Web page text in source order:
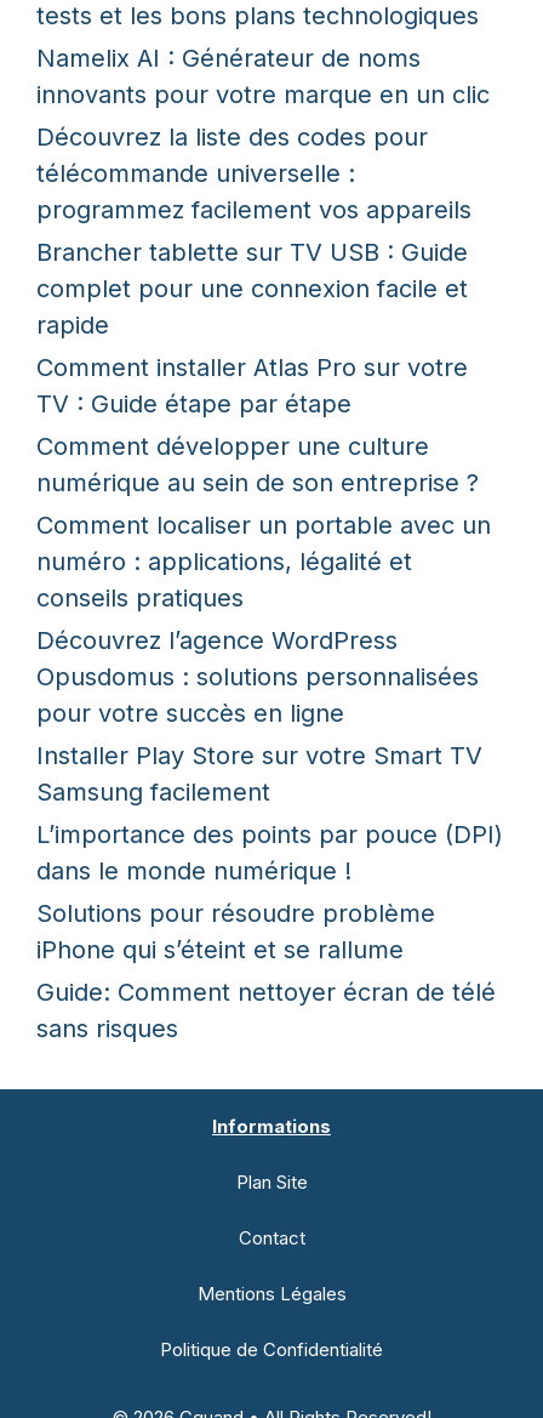
tests et les bons plans technologiques
Namelix AI : Générateur de noms
innovants pour votre marque en un clic
Découvrez la liste des codes pour
télécommande universelle :
programmez facilement vos appareils
Brancher tablette sur TV USB : Guide
complet pour une connexion facile et
rapide
Comment installer Atlas Pro sur votre
TV : Guide étape par étape
Comment développer une culture
numérique au sein de son entreprise ?
Comment localiser un portable avec un
numéro : applications, légalité et
conseils pratiques
Découvrez l’agence WordPress
Opusdomus : solutions personnalisées
pour votre succès en ligne
Installer Play Store sur votre Smart TV
Samsung facilement
L’importance des points par pouce (DPI)
dans le monde numérique !
Solutions pour résoudre problème
iPhone qui s’éteint et se rallume
Guide: Comment nettoyer écran de télé
sans risques
Informations
Plan Site
Contact
Mentions Légales
Politique de Confidentialité